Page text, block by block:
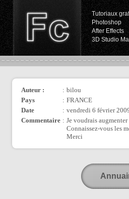
Tutoriaux
Photoshop
After Effects
3D Studio
Auteur : : bilou
Pays
: FRANCE
Date
: vendredi 6 février
Commentaire : Je voudrais
Connaissez-vous les
Merci